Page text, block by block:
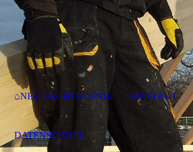
⌂NEY DACHTECHNIK KONTAKT
DATENSCHUTZ